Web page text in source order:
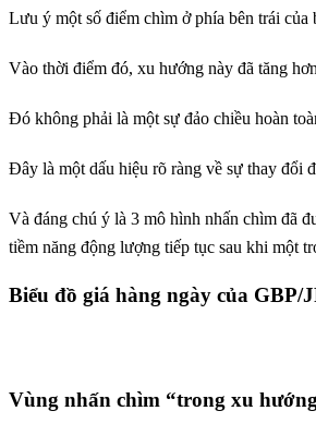
Lưu ý một số điểm chìm ở phía bên trái
Vào thời điểm đó, xu hướng này đã tăng
Đó không phải là một sự đảo chiều hoàn
Đây là một dấu hiệu rõ ràng về sự thay đổi
Và đáng chú ý là 3 mô hình nhấn chìm đã
tiềm năng động lượng tiếp tục sau khi một
Biểu đồ giá hàng ngày của GBP/
Vùng nhấn chìm “trong xu